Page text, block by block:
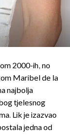
2000-ih, no
Maribel de la
najbolja
tjelesnog
Lik je izazvao
jedna od